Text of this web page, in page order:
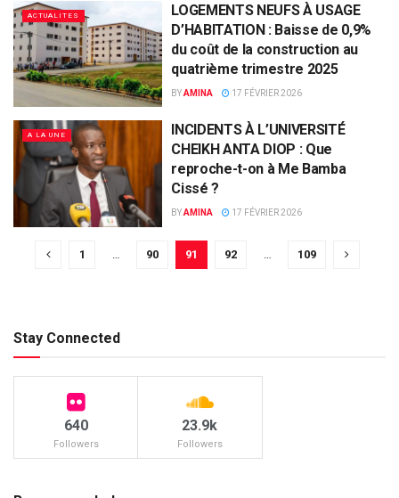
ACTUALITES
LOGEMENTS NEUFS À USAGE
D’HABITATION : Baisse de 0,9%
du coût de la construction au
quatrième trimestre 2025
BYAMINA 17 FÉVRIER 2026
A LA UNE
INCIDENTS À L’UNIVERSITÉ
CHEIKH ANTA DIOP : Que
reproche-t-on à Me Bamba
Cissé ?
BYAMINA 17 FÉVRIER 2026
1 90 91 92 109
Stay Connected
640
Followers
23.9k
Followers